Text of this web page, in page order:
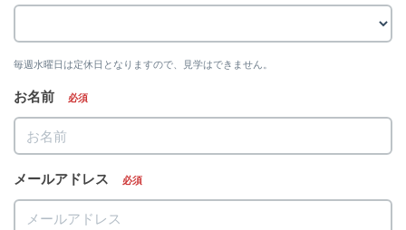
毎週水曜日は定休日となりますので、見学はできません。
お名前 必須
メールアドレス 必須